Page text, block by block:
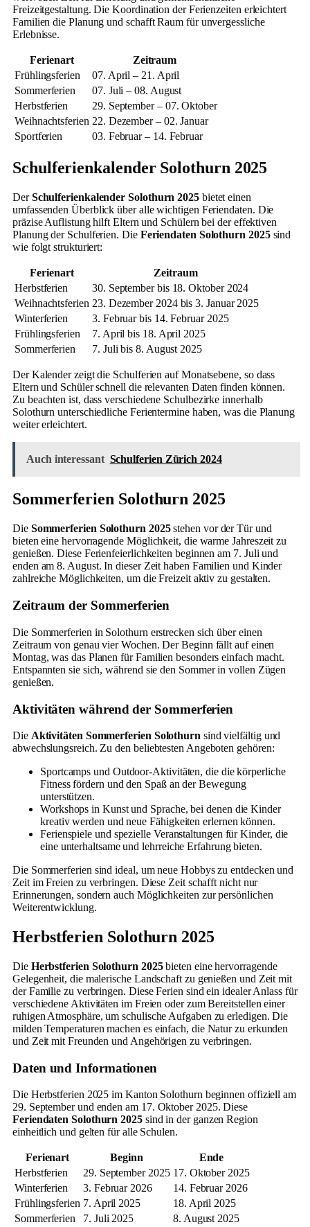
Freizeitgestaltung. Die Koordination der Ferienzeiten erleichtert
Familien die Planung und schafft Raum für unvergessliche
Erlebnisse.
Ferienart
Zeitraum
Frühlingsferien
07. April – 21. April
Sommerferien
07. Juli – 08. August
Herbstferien
29. September – 07. Oktober
Weihnachtsferien 22. Dezember – 02. Januar
Sportferien
03. Februar – 14. Februar
Schulferienkalender Solothurn 2025
DerSchulferienkalender Solothurn 2025bietet einen
umfassenden Überblick über alle wichtigen Feriendaten. Die
präzise Auflistung hilft Eltern und Schülern bei der effektiven
Planung der Schulferien. Die Feriendaten Solothurn 2025sind
wie folgt strukturiert:
Ferienart
Zeitraum
Herbstferien
30. September bis 18. Oktober 2024
Weihnachtsferien 23. Dezember 2024 bis 3. Januar 2025
Winterferien
3. Februar bis 14. Februar 2025
Frühlingsferien
7. April bis 18. April 2025
Sommerferien
7. Juli bis 8. August 2025
Der Kalender zeigt die Schulferien auf Monatsebene, so dass
Eltern und Schüler schnell die relevanten Daten finden können.
Zu beachten ist, dass verschiedene Schulbezirke innerhalb
Solothurn unterschiedliche Ferientermine haben, was die Planung
weiter erleichtert.
Auch interessant Schulferien Zürich 2024
Sommerferien Solothurn 2025
Die Sommerferien Solothurn 2025stehen vor der Tür und
bieten eine hervorragende Möglichkeit, die warme Jahreszeit zu
genießen. Diese Ferienfeierlichkeiten beginnen am 7. Juli und
enden am 8. August. In dieser Zeit haben Familien und Kinder
zahlreiche Möglichkeiten, um die Freizeit aktiv zu gestalten.
Zeitraum der Sommerferien
Die Sommerferien in Solothurn erstrecken sich über einen
Zeitraum von genau vier Wochen. Der Beginn fällt auf einen
Montag, was das Planen für Familien besonders einfach macht.
Entspannten sie sich, während sie den Sommer in vollen Zügen
genießen.
Aktivitäten während der Sommerferien
Die Aktivitäten Sommerferien Solothurn sind vielfältig und
abwechslungsreich. Zu den beliebtesten Angeboten gehören:
Sportcamps und Outdoor-Aktivitäten, die die körperliche
Fitness fördern und den Spaß an der Bewegung
unterstützen.
Workshops in Kunst und Sprache, bei denen die Kinder
kreativ werden und neue Fähigkeiten erlernen können.
Ferienspiele und spezielle Veranstaltungen für Kinder, die
eine unterhaltsame und lehrreiche Erfahrung bieten.
Die Sommerferien sind ideal, um neue Hobbys zu entdecken und
Zeit im Freien zu verbringen. Diese Zeit schafft nicht nur
Erinnerungen, sondern auch Möglichkeiten zur persönlichen
Weiterentwicklung.
Herbstferien Solothurn 2025
Die Herbstferien Solothurn 2025bieten eine hervorragende
Gelegenheit, die malerische Landschaft zu genießen und Zeit mit
der Familie zu verbringen. Diese Ferien sind ein idealer Anlass für
verschiedene Aktivitäten im Freien oder zum Bereitstellen einer
ruhigen Atmosphäre, um schulische Aufgaben zu erledigen. Die
milden Temperaturen machen es einfach, die Natur zu erkunden
und Zeit mit Freunden und Angehörigen zu verbringen.
Daten und Informationen
Die Herbstferien 2025 im Kanton Solothurn beginnen offiziell am
29. September und enden am 17. Oktober 2025. Diese
Feriendaten Solothurn 2025sind in der ganzen Region
einheitlich und gelten für alle Schulen.
Ferienart Beginn
Ende
Herbstferien
29. September 2025 17. Oktober 2025
Winterferien
3. Februar 2026
14. Februar 2026
Frühlingsferien 7. April 2025
18. April 2025
Sommerferien
7. Juli 2025 8. August 2025